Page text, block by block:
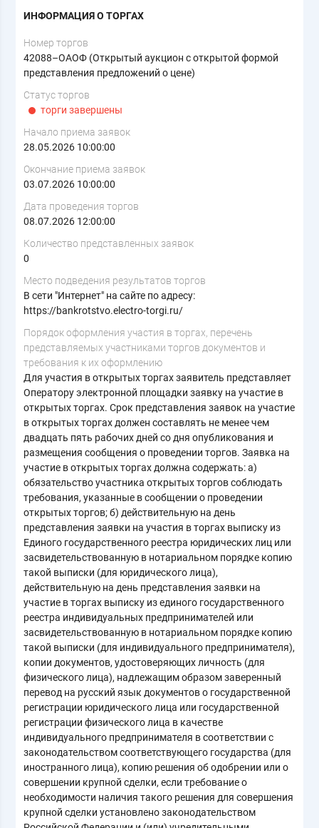
ИНФОРМАЦИЯ О ТОРГАХ
Номер торгов
42088–ОАОФ (Открытый аукцион с открытой формой
представления предложений о цене)
Статус торгов
торги завершены
Начало приема заявок
28.05.2026 10:00:00
Окончание приема заявок
03.07.2026 10:00:00
Дата проведения торгов
08.07.2026 12:00:00
Количество представленных заявок
0
Место подведения результатов торгов
В сети "Интернет" на сайте по адресу:
https://bankrotstvo.electro-torgi.ru/
Порядок оформления участия в торгах, перечень
представляемых участниками торгов документов и
требования к их оформлению
Для участия в открытых торгах заявитель представляет
Оператору электронной площадки заявку на участие в
открытых торгах. Срок представления заявок на участие
в открытых торгах должен составлять не менее чем
двадцать пять рабочих дней со дня опубликования и
размещения сообщения о проведении торгов. Заявка на
участие в открытых торгах должна содержать: а)
обязательство участника открытых торгов соблюдать
требования, указанные в сообщении о проведении
открытых торгов; б) действительную на день
представления заявки на участия в торгах выписку из
Единого государственного реестра юридических лиц или
засвидетельствованную в нотариальном порядке копию
такой выписки (для юридического лица),
действительную на день представления заявки на
участие в торгах выписку из единого государственного
реестра индивидуальных предпринимателей или
засвидетельствованную в нотариальном порядке копию
такой выписки (для индивидуального предпринимателя),
копии документов, удостоверяющих личность (для
физического лица), надлежащим образом заверенный
перевод на русский язык документов о государственной
регистрации юридического лица или государственной
регистрации физического лица в качестве
индивидуального предпринимателя в соответствии с
законодательством соответствующего государства (для
иностранного лица), копию решения об одобрении или о
совершении крупной сделки, если требование о
необходимости наличия такого решения для совершения
крупной сделки установлено законодательством